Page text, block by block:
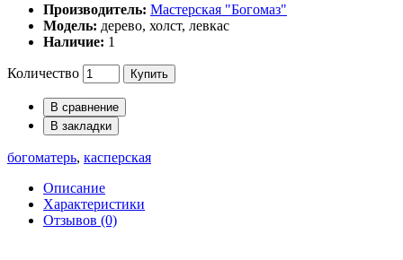
Производитель: Мастерская "Богомаз"
Модель: дерево, холст, левкас
Наличие: 1
Количество Купить
В сравнение
В закладки
богоматерь, касперская
Описание
Характеристики
Отзывов (0)